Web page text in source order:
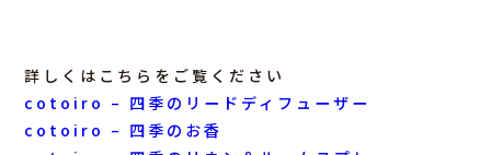
詳しくはこちらをご覧ください
cotoiro – 四季のリードディフューザー
cotoiro – 四季のお香